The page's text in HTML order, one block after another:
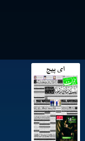
ای پیج